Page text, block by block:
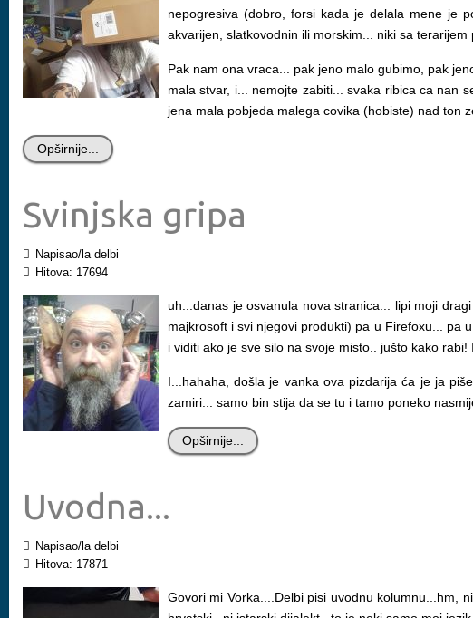
nepogresiva (dobro, forsi kada je delala mene je
akvarijen, slatkovodnin ili morskim... niki sa terarijem
Pak nam ona vraca... pak jeno malo gubimo, pak
mala stvar, i... nemojte zabiti... svaka ribica ca nan
jena mala pobjeda malega covika (hobiste) nad ton
Opširnije...
Svinjska gripa
Napisao/la delbi
Hitova: 17694
uh...danas je osvanula nova stranica... lipi moji
majkrosoft i svi njegovi produkti) pa u Firefoxu... pa
i viditi ako je sve silo na svoje misto.. jušto kako
I...hahaha, došla je vanka ova pizdarija ća je ja
zamiri... samo bin stija da se tu i tamo poneko
Opširnije...
Uvodna...
Napisao/la delbi
Hitova: 17871
Govori mi Vorka....Delbi pisi uvodnu kolumnu...hm,